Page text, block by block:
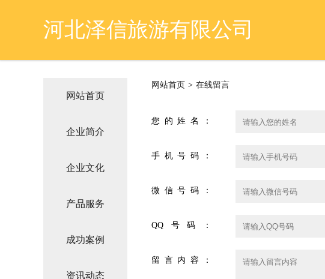
河北泽信旅游有限公司
网站首页
企业简介
企业文化
产品服务
成功案例
资讯动态
网站首页 > 在线留言
您的姓名：
手机号码：
微信号码：
QQ号码：
留言内容：